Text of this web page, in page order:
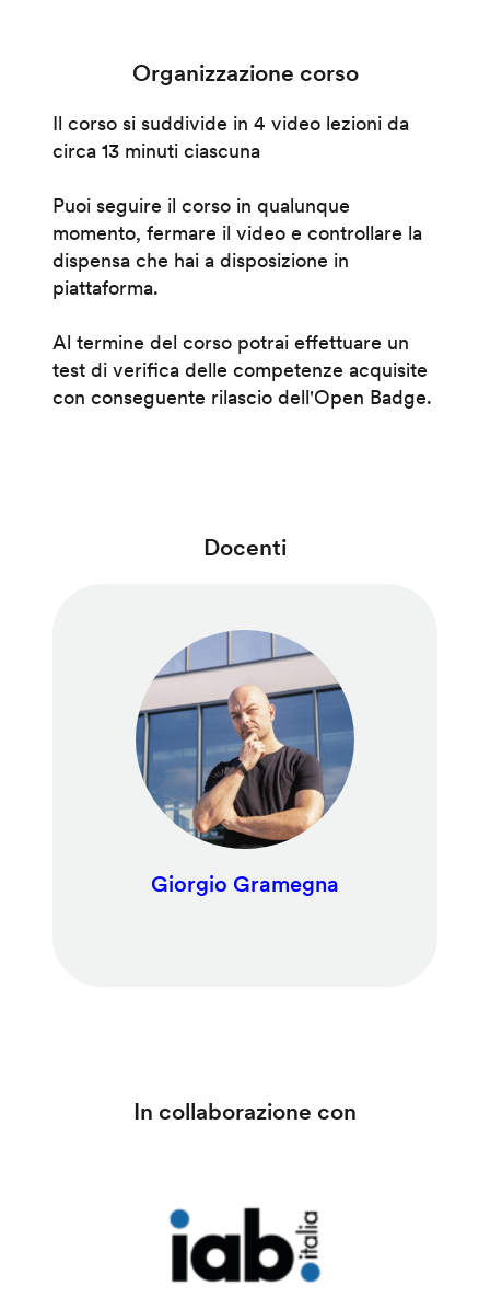
Organizzazione corso
Il corso si suddivide in 4 video lezioni da
circa 13 minuti ciascuna
Puoi seguire il corso in qualunque
momento, fermare il video e controllare la
dispensa che hai a disposizione in
piattaforma.
Al termine del corso potrai effettuare un
test di verifica delle competenze acquisite
con conseguente rilascio dell'Open Badge.
Docenti
Giorgio Gramegna
In collaborazione con